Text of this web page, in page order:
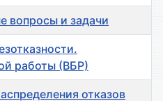
вопросы и задачи
работы (ВБР)
отказов